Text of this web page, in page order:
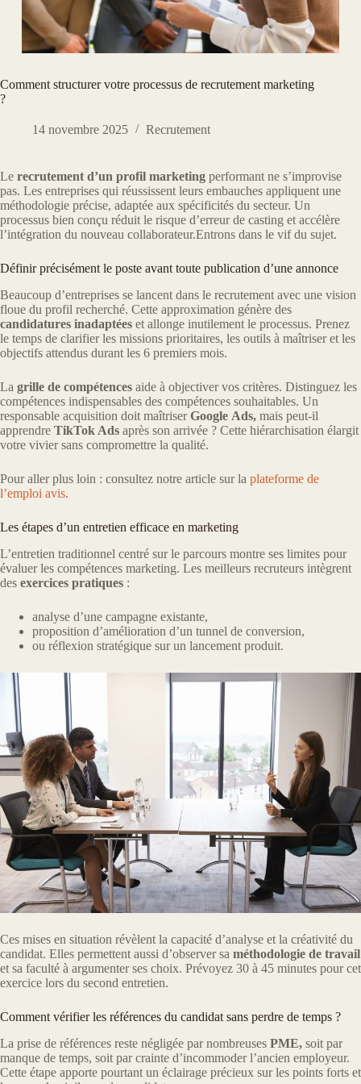
Comment structurer votre processus de recrutement marketing
?
14 novembre 2025 Recrutement
Le recrutement d’un profil marketing performant ne s’improvise
pas. Les entreprises qui réussissent leurs embauches appliquent une
méthodologie précise, adaptée aux spécificités du secteur. Un
processus bien conçu réduit le risque d’erreur de casting et accélère
l’intégration du nouveau collaborateur.Entrons dans le vif du sujet.
Définir précisément le poste avant toute publication d’une annonce
Beaucoup d’entreprises se lancent dans le recrutement avec une vision
floue du profil recherché. Cette approximation génère des
candidatures inadaptées et allonge inutilement le processus. Prenez
le temps de clarifier les missions prioritaires, les outils à maîtriser et les
objectifs attendus durant les 6 premiers mois.
La grille de compétences aide à objectiver vos critères. Distinguez les
compétences indispensables des compétences souhaitables. Un
responsable acquisition doit maîtriserGoogle Ads, mais peut-il
apprendre TikTok Ads après son arrivée ? Cette hiérarchisation élargit
votre vivier sans compromettre la qualité.
Pour aller plus loin : consultez notre article sur la plateforme de
l’emploi avis.
Les étapes d’un entretien efficace en marketing
L’entretien traditionnel centré sur le parcours montre ses limites pour
évaluer les compétences marketing. Les meilleurs recruteurs intègrent
des exercices pratiques :
analyse d’une campagne existante,
proposition d’amélioration d’un tunnel de conversion,
ou réflexion stratégique sur un lancement produit.
Ces mises en situation révèlent la capacité d’analyse et la créativité du
candidat. Elles permettent aussi d’observer sa méthodologie de travail
et sa faculté à argumenter ses choix. Prévoyez 30 à 45 minutes pour cet
exercice lors du second entretien.
Comment vérifier les références du candidat sans perdre de temps ?
La prise de références reste négligée par nombreuses PME, soit par
manque de temps, soit par crainte d’incommoder l’ancien employeur.
Cette étape apporte pourtant un éclairage précieux sur les points forts et